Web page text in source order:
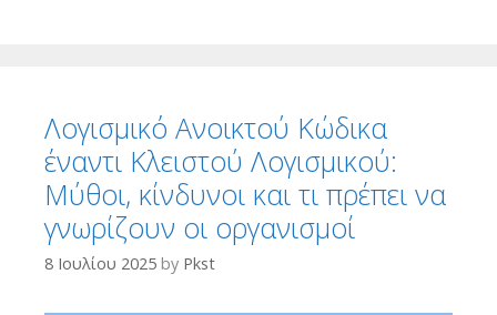
Λογισμικό Ανοικτού Κώδικα
έναντι Κλειστού Λογισμικού:
Μύθοι, κίνδυνοι και τι πρέπει να
γνωρίζουν οι οργανισμοί
8 Ιουλίου 2025 by Pkst